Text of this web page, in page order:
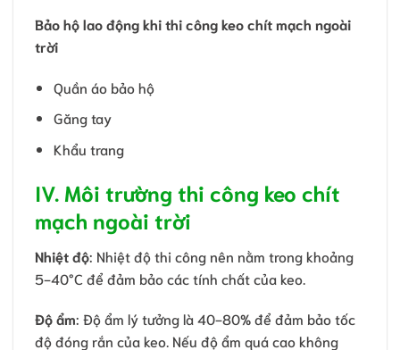
Bảo hộ lao động khi thi công keo chít mạch ngoài
trời
Quần áo bảo hộ
Găng tay
Khẩu trang
IV. Môi trường thi công keo chít
mạch ngoài trời
Nhiệt độ: Nhiệt độ thi công nên nằm trong khoảng
5-40°C để đảm bảo các tính chất của keo.
Độ ẩm: Độ ẩm lý tưởng là 40-80% để đảm bảo tốc
độ đóng rắn của keo. Nếu độ ẩm quá cao không